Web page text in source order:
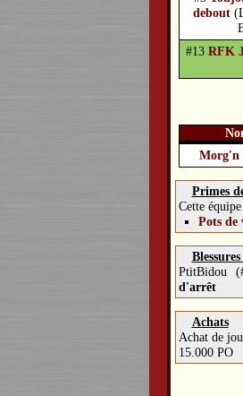
debout
#13 RFK
Morg'n
Primes
Cette
Pots de
PtitBidou
d'arrêt
Achats
Achat de
15.000 PO